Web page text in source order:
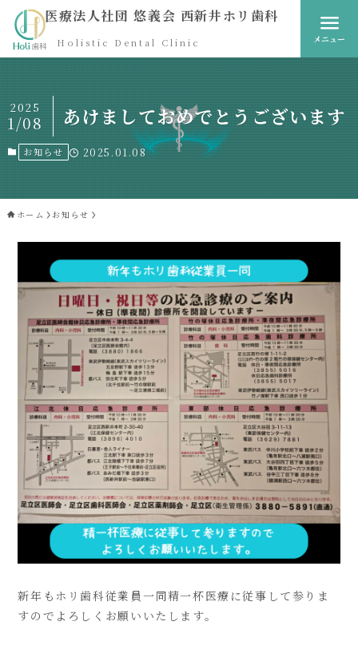
医療法人社団 悠義会 西新井ホリ歯科
Holistic Dental Clinic メニュー
あけましておめでとうございます
2025
1/08
お知らせ 2025.01.08
ホーム お知らせ
新年もホリ歯科従業員一同精一杯医療に従事して参りま
すのでよろしくお願いいたします。